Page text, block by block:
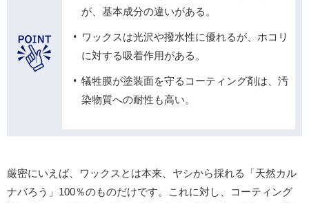
が、基本成分の違いがある。
ワックスは光沢や撥水性に優れるが、ホコリ
に対する吸着作用がある。
犠牲膜が塗装面を守るコーティング剤は、汚
染物質への耐性も高い。
厳密にいえば、ワックスとは本来、ヤシから採れる「天然カル
ナバろう」100％のものだけです。これに対し、コーティング